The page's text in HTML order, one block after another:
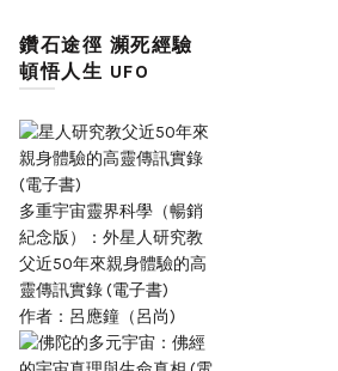
鑽石途徑 瀕死經驗
頓悟人生 UFO
多重宇宙靈界科學（暢銷
紀念版）：外星人研究教
父近50年來親身體驗的高
靈傳訊實錄 (電子書)
作者：呂應鐘（呂尚)